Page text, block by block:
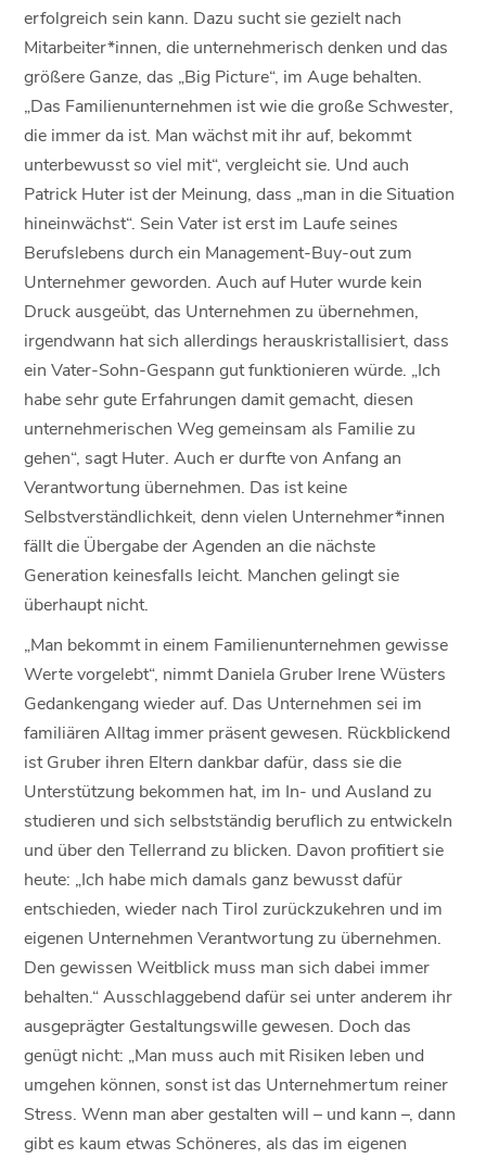
erfolgreich sein kann. Dazu sucht sie gezielt nach
Mitarbeiter*innen, die unternehmerisch denken und das
größere Ganze, das „Big Picture“, im Auge behalten.
„Das Familienunternehmen ist wie die große Schwester,
die immer da ist. Man wächst mit ihr auf, bekommt
unterbewusst so viel mit“, vergleicht sie. Und auch
Patrick Huter ist der Meinung, dass „man in die Situation
hineinwächst“. Sein Vater ist erst im Laufe seines
Berufslebens durch ein Management-Buy-out zum
Unternehmer geworden. Auch auf Huter wurde kein
Druck ausgeübt, das Unternehmen zu übernehmen,
irgendwann hat sich allerdings herauskristallisiert, dass
ein Vater-Sohn-Gespann gut funktionieren würde. „Ich
habe sehr gute Erfahrungen damit gemacht, diesen
unternehmerischen Weg gemeinsam als Familie zu
gehen“, sagt Huter. Auch er durfte von Anfang an
Verantwortung übernehmen. Das ist keine
Selbstverständlichkeit, denn vielen Unternehmer*innen
fällt die Übergabe der Agenden an die nächste
Generation keinesfalls leicht. Manchen gelingt sie
überhaupt nicht.
„Man bekommt in einem Familienunternehmen gewisse
Werte vorgelebt“, nimmt Daniela Gruber Irene Wüsters
Gedankengang wieder auf. Das Unternehmen sei im
familiären Alltag immer präsent gewesen. Rückblickend
ist Gruber ihren Eltern dankbar dafür, dass sie die
Unterstützung bekommen hat, im In- und Ausland zu
studieren und sich selbstständig beruflich zu entwickeln
und über den Tellerrand zu blicken. Davon profitiert sie
heute: „Ich habe mich damals ganz bewusst dafür
entschieden, wieder nach Tirol zurückzukehren und im
eigenen Unternehmen Verantwortung zu übernehmen.
Den gewissen Weitblick muss man sich dabei immer
behalten.“ Ausschlaggebend dafür sei unter anderem ihr
ausgeprägter Gestaltungswille gewesen. Doch das
genügt nicht: „Man muss auch mit Risiken leben und
umgehen können, sonst ist das Unternehmertum reiner
Stress. Wenn man aber gestalten will – und kann –, dann
gibt es kaum etwas Schöneres, als das im eigenen